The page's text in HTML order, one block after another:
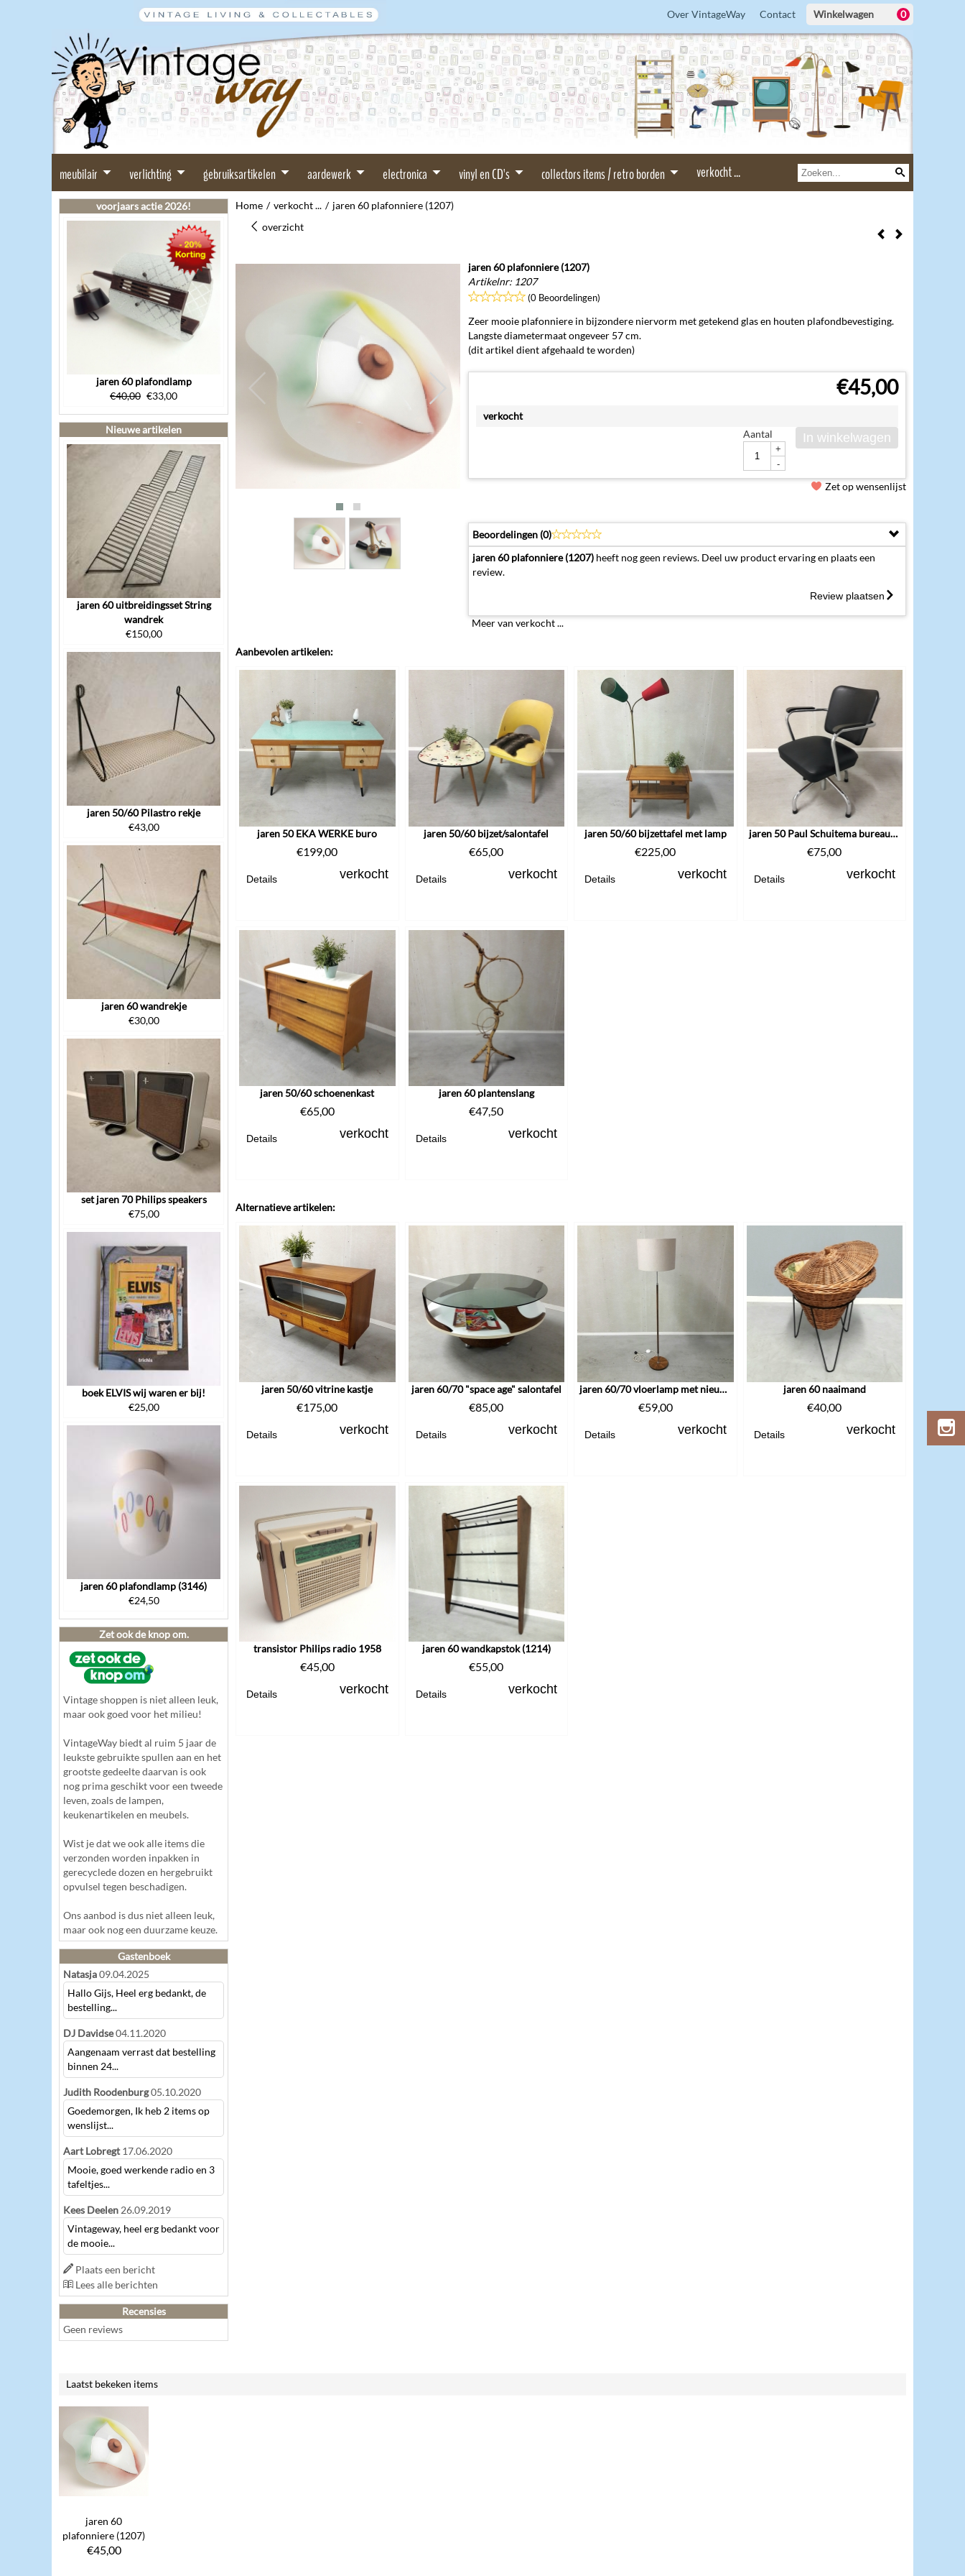
Winkelwagen 0
Over VintageWay Contact
meubilair verlichting gebruiksartikelen aardewerk electronica vinyl en CD's collectors items / retro borden verkocht ...
voorjaars actie 2026!
jaren 60 plafondlamp
€40,00 €33,00
Nieuwe artikelen
jaren 60 uitbreidingsset String
wandrek
€150,00
jaren 50/60 Pilastro rekje
€43,00
jaren 60 wandrekje
€30,00
set jaren 70 Philips speakers
€75,00
boek ELVIS wij waren er bij!
€25,00
jaren 60 plafondlamp (3146)
€24,50
Zet ook de knop om.
Vintage shoppen is niet alleen leuk,
maar ook goed voor het milieu!
VintageWay biedt al ruim 5 jaar de
leukste gebruikte spullen aan en het
grootste gedeelte daarvan is ook
nog prima geschikt voor een tweede
leven, zoals de lampen,
keukenartikelen en meubels.
Wist je dat we ook alle items die
verzonden worden inpakken in
gerecyclede dozen en hergebruikt
opvulsel tegen beschadigen.
Ons aanbod is dus niet alleen leuk,
maar ook nog een duurzame keuze.
Gastenboek
Natasja09.04.2025
Hallo Gijs, Heel erg bedankt, de
bestelling...
DJ Davidse04.11.2020
Aangenaam verrast dat bestelling
binnen 24...
Judith Roodenburg05.10.2020
Goedemorgen, Ik heb 2 items op
wenslijst...
Aart Lobregt 17.06.2020
Mooie, goed werkende radio en 3
tafeltjes...
Kees Deelen26.09.2019
Vintageway, heel erg bedankt voor
de mooie...
Plaats een bericht
Lees alle berichten
Recensies
Geen reviews
Home / verkocht ... / jaren 60 plafonniere (1207)
overzicht
jaren 60 plafonniere (1207)
Artikelnr: 1207
(0 Beoordelingen)
Zeer mooie plafonniere in bijzondere niervorm met getekend glas en houten plafondbevestiging.
Langste diametermaat ongeveer 57 cm.
(dit artikel dient afgehaald te worden)
€45,00
verkocht
Aantal
+
-
In winkelwagen
Zet op wensenlijst
Beoordelingen (0)
jaren 60 plafonniere (1207) heeft nog geen reviews. Deel uw product ervaring en plaats een
review.
Review plaatsen
Meer van verkocht ...
Aanbevolen artikelen:
jaren 50 EKA WERKE buro
€199,00
Details verkocht
jaren 50/60 bijzet/salontafel
€65,00
Details verkocht
jaren 50/60 bijzettafel met lamp
€225,00
Details verkocht
jaren 50 Paul Schuitema bureaustoel
€75,00
Details verkocht
jaren 50/60 schoenenkast
€65,00
Details verkocht
jaren 60 plantenslang
€47,50
Details verkocht
Alternatieve artikelen:
jaren 50/60 vitrine kastje
€175,00
Details verkocht
jaren 60/70 "space age" salontafel
€85,00
Details verkocht
jaren 60/70 vloerlamp met nieuwe kap
€59,00
Details verkocht
jaren 60 naaimand
€40,00
Details verkocht
transistor Philips radio 1958
€45,00
Details verkocht
jaren 60 wandkapstok (1214)
€55,00
Details verkocht
Laatst bekeken items
jaren 60
plafonniere (1207)
€45,00